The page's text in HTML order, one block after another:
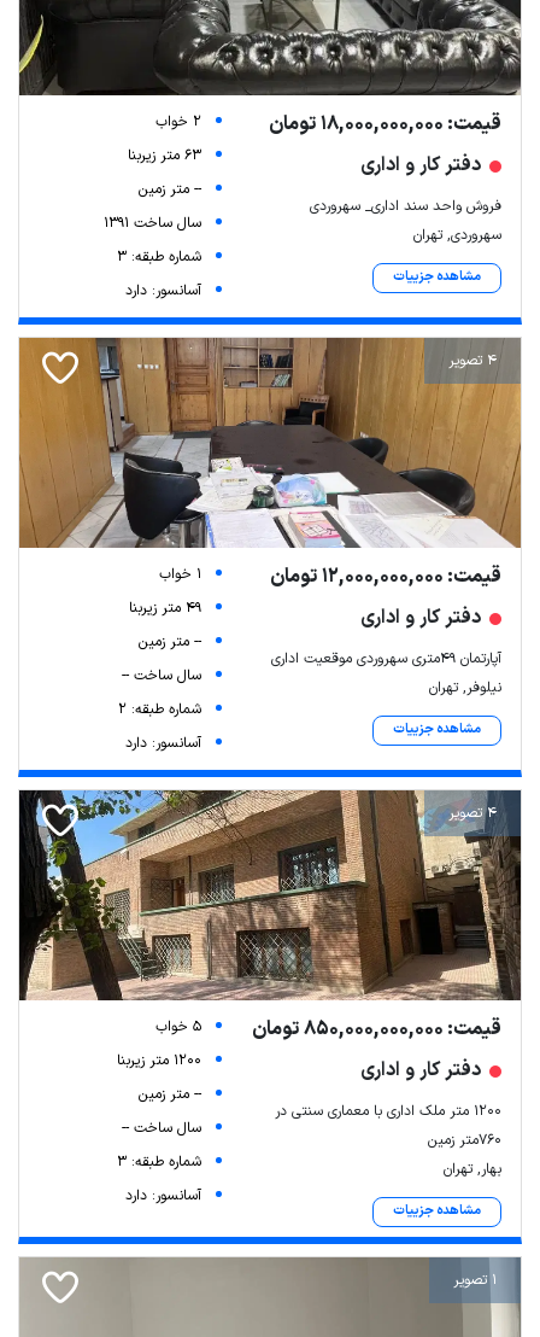
قیمت: 18,000,000,000 تومان
دفتر کار و اداری
فروش واحد سند اداری_ سهروردی
سهروردی, تهران
مشاهده جزییات
2 خواب
63 متر زیربنا
-- متر زمین
سال ساخت 1391
شماره طبقه: 3
آسانسور: دارد
4 تصویر
قیمت: 12,000,000,000 تومان
دفتر کار و اداری
آپارتمان ۴۹متری سهروردی موقعیت اداری
نیلوفر, تهران
مشاهده جزییات
1 خواب
49 متر زیربنا
-- متر زمین
سال ساخت --
شماره طبقه: 2
آسانسور: دارد
4 تصویر
قیمت: 850,000,000,000 تومان
دفتر کار و اداری
۱۲۰۰ متر ملک اداری با معماری سنتی در
۷۶۰متر زمین
بهار, تهران
مشاهده جزییات
5 خواب
1200 متر زیربنا
-- متر زمین
سال ساخت --
شماره طبقه: 3
آسانسور: دارد
1 تصویر